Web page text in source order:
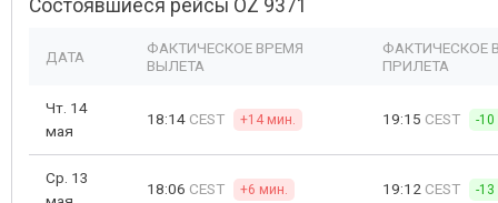
Состоявшиеся рейсы OZ 9371
ДАТА
ФАКТИЧЕСКОЕ ВРЕМЯ
ВЫЛЕТА
ФАКТИЧЕСКОЕ
ПРИЛЕТА
Чт. 14
мая
18:14 CEST +14 мин. 19:15 CEST -
Ср. 13
18:06 CEST +6 мин. 19:12 CEST -